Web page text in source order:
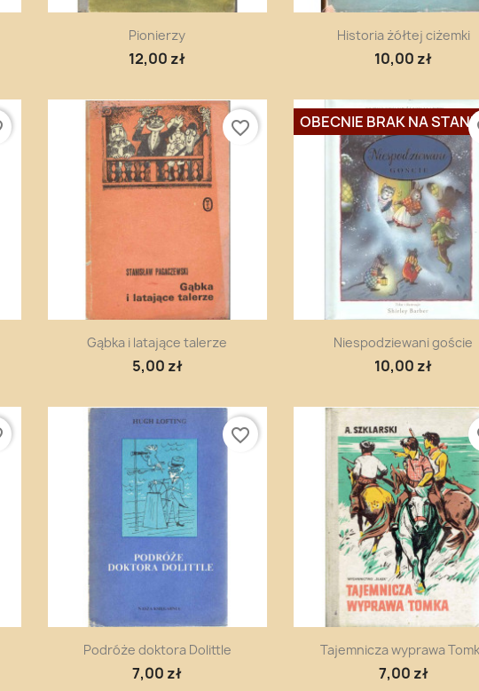
Szybki podgląd
Pionierzy
12,00 zł
Szybki podgląd
Historia żółtej ciżemki
10,00 zł
Szybki podgląd
Gąbka i latające talerze
5,00 zł
favorite_border
Szybki podgląd
Niespodziewani goście
10,00 zł
OBECNIE BRAK NA
Szybki podgląd
Podróże doktora Dolittle
7,00 zł
favorite_border
Szybki podgląd
Tajemnicza wyprawa
7,00 zł